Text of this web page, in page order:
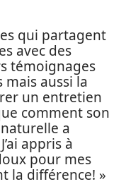
qui partagent
avec des
témoignages
aussi la
un entretien
comment son
a
appris à
pour mes
la différence! »